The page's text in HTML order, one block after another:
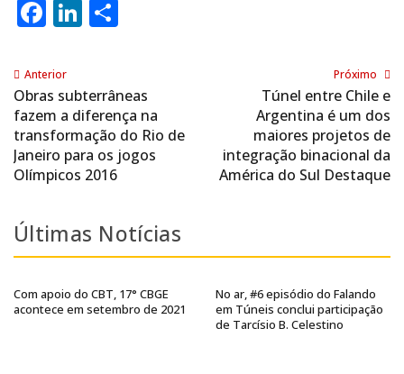
Facebook
LinkedIn
Anterior
Obras subterrâneas
fazem a diferença na
transformação do Rio de
Janeiro para os jogos
Olímpicos 2016
Próximo
Túnel entre Chile e
Argentina é um dos
maiores projetos de
integração binacional da
América do Sul Destaque
Últimas Notícias
Com apoio do CBT, 17° CBGE
acontece em setembro de 2021
No ar, #6 episódio do Falando
em Túneis conclui participação
de Tarcísio B. Celestino